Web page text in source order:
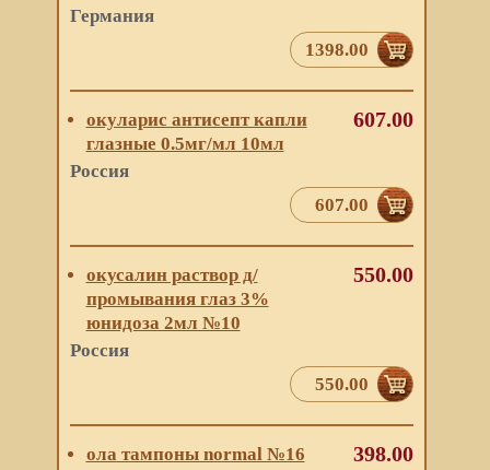
Германия
1398.00
окуларис антисепт капли
глазные 0.5мг/мл 10мл
Россия
607.00
607.00
окусалин раствор д/
промывания глаз 3%
юнидоза 2мл №10
Россия
550.00
550.00
ола тампоны normal №16
398.00